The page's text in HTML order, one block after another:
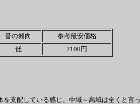
支配している感じ。中域～高域は全くと言
音の傾向
参考最安価格
低 2100円